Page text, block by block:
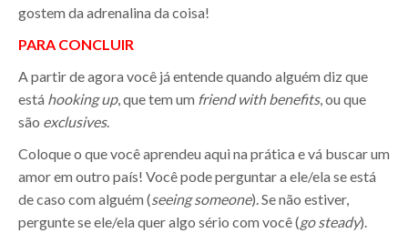
gostem da adrenalina da coisa!
PARA CONCLUIR
A partir de agora você já entende quando alguém diz que
está hooking up, que tem um friend with benefits, ou que
são exclusives.
Coloque o que você aprendeu aqui na prática e vá buscar um
amor em outro país! Você pode perguntar a ele/ela se está
de caso com alguém (seeing someone). Se não estiver,
pergunte se ele/ela quer algo sério com você (go steady).